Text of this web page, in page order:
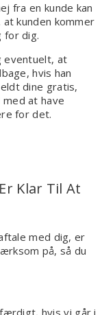
fra en kunde kan
kunden kommer
for dig.
eventuelt, at
hvis han
dine gratis,
at have
for det.
Klar Til At
med dig, er
på, så du